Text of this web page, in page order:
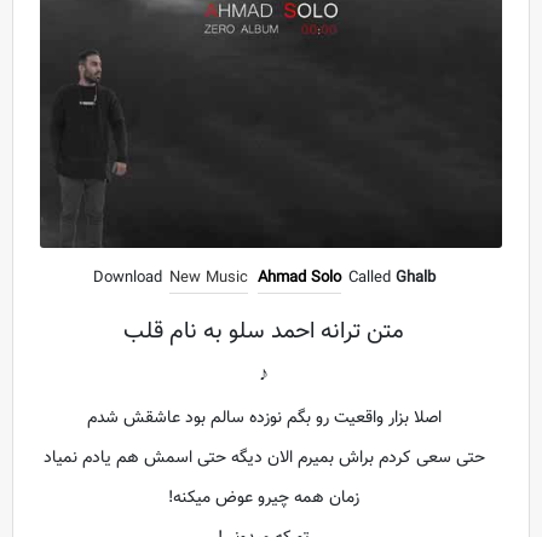
Download New Music Ahmad Solo Called Ghalb
متن ترانه احمد سلو به نام قلب
♪
اصلا بزار واقعیت رو بگم نوزده سالم بود عاشقش شدم
حتی سعی کردم براش بمیرم الان دیگه حتی اسمش هم یادم نمیاد
زمان همه چیرو عوض میکنه!